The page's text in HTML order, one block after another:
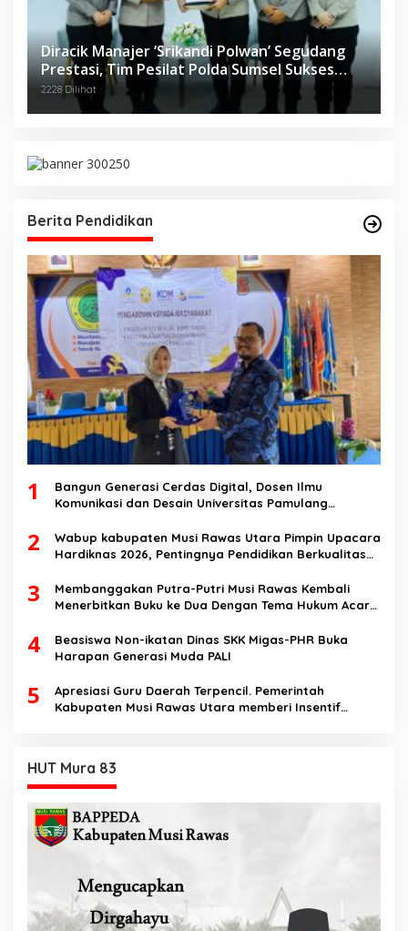
Diracik Manajer ‘Srikandi Polwan’ Segudang
Prestasi, Tim Pesilat Polda Sumsel Sukses
Diajang Kejurnas Menpora Cup II 2024
2228 Dilihat
Berita Pendidikan
1
Bangun Generasi Cerdas Digital, Dosen Ilmu
Komunikasi dan Desain Universitas Pamulang
Speech di SMK Ikhlas Jawilan
2
Wabup kabupaten Musi Rawas Utara Pimpin Upacara
Hardiknas 2026, Pentingnya Pendidikan Berkualitas
3
Membanggakan Putra-Putri Musi Rawas Kembali
Menerbitkan Buku ke Dua Dengan Tema Hukum Acara
4
Beasiswa Non-ikatan Dinas SKK Migas-PHR Buka
Harapan Generasi Muda PALI
5
Apresiasi Guru Daerah Terpencil. Pemerintah
Kabupaten Musi Rawas Utara memberi Insentif
HUT Mura 83